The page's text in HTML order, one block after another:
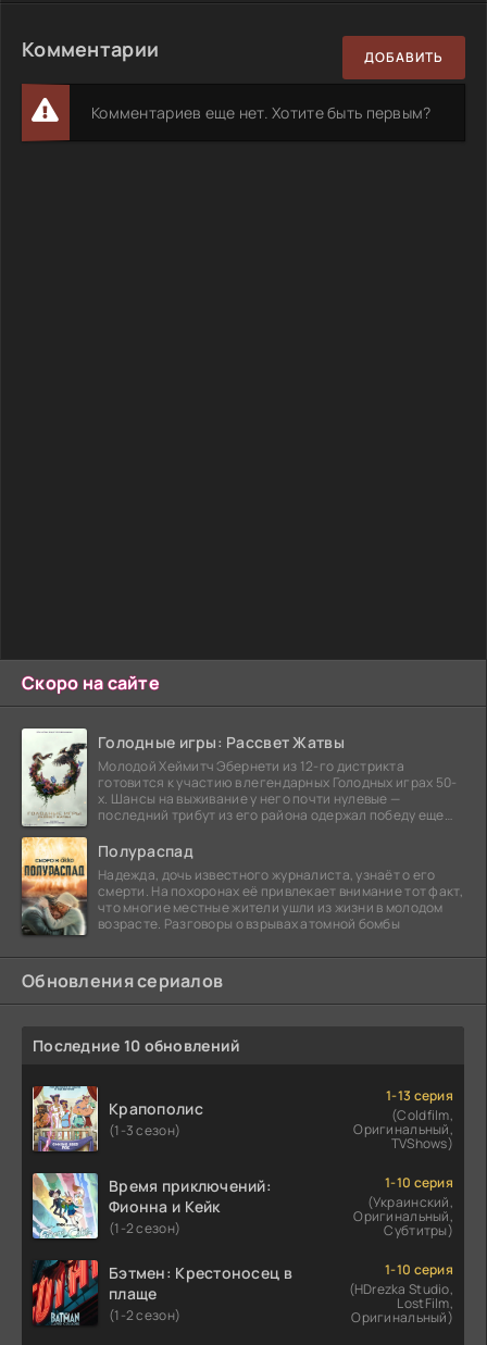
Скоро на сайте
Голодные игры: Рассвет Жатвы
Молодой Хеймитч Эбернети из 12-го дистрикта
готовится к участию в легендарных Голодных играх 50-
х. Шансы на выживание у него почти нулевые —
последний трибут из его района одержал победу еще
Полураспад
Надежда, дочь известного журналиста, узнаёт о его
смерти. На похоронах её привлекает внимание тот факт,
что многие местные жители ушли из жизни в молодом
возрасте. Разговоры о взрывах атомной бомбы
Обновления сериалов
Последние 10 обновлений
Крапополис
(1-3 сезон)
1-13 серия
(Coldfilm,
Оригинальный,
TVShows)
Время приключений:
Фионна и Кейк
(1-2 сезон)
1-10 серия
(Украинский,
Оригинальный,
Субтитры)
Бэтмен: Крестоносец в
плаще
(1-2 сезон)
1-10 серия
(HDrezka Studio,
LostFilm,
Оригинальный)
Комментарии ДОБАВИТЬ
Комментариев еще нет. Хотите быть первым?